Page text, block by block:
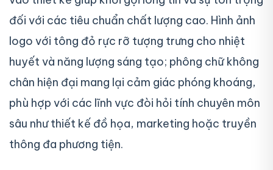
đối với các tiêu chuẩn chất lượng cao. Hình ảnh
logo với tông đỏ rực rỡ tượng trưng cho nhiệt
huyết và năng lượng sáng tạo; phông chữ không
chân hiện đại mang lại cảm giác phóng khoáng,
phù hợp với các lĩnh vực đòi hỏi tính chuyên môn
sâu như thiết kế đồ họa, marketing hoặc truyền
thông đa phương tiện.